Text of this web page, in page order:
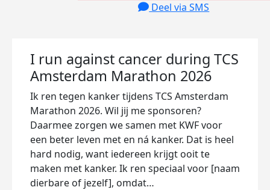
Deel via SMS
I run against cancer during TCS
Amsterdam Marathon 2026
Ik ren tegen kanker tijdens TCS Amsterdam
Marathon 2026. Wil jij me sponsoren?
Daarmee zorgen we samen met KWF voor
een beter leven met en ná kanker. Dat is heel
hard nodig, want iedereen krijgt ooit te
maken met kanker. Ik ren speciaal voor [naam
dierbare of jezelf], omdat…